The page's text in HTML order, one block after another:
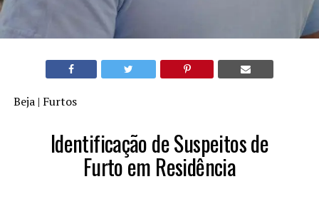
Beja | Furtos
Identificação de Suspeitos de
Furto em Residência